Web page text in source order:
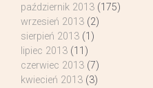
październik 2013 (175)
wrzesień 2013 (2)
sierpień 2013 (1)
lipiec 2013 (11)
czerwiec 2013 (7)
kwiecień 2013 (3)